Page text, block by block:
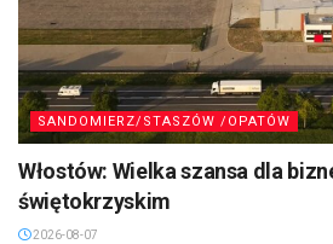
SANDOMIERZ/STASZÓW /OPATÓW
Włostów: Wielka szansa dla
świętokrzyskim
2026-08-07